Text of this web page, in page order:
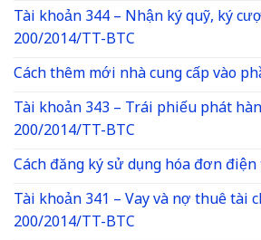
Tài khoản 344 – Nhận ký quỹ, ký
200/2014/TT-BTC
Cách thêm mới nhà cung cấp vào
Tài khoản 343 – Trái phiếu phát
200/2014/TT-BTC
Cách đăng ký sử dụng hóa đơn
Tài khoản 341 – Vay và nợ thuê tài
200/2014/TT-BTC